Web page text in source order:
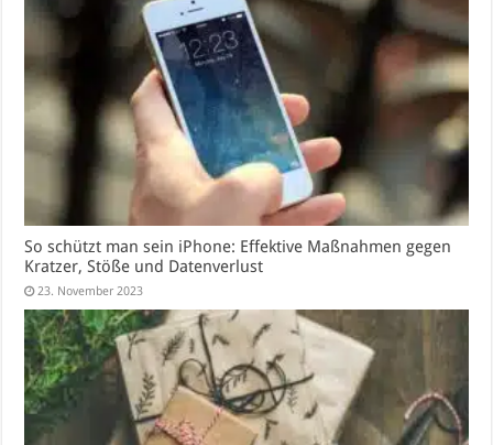
So schützt man sein iPhone: Effektive Maßnahmen gegen
Kratzer, Stöße und Datenverlust
23. November 2023